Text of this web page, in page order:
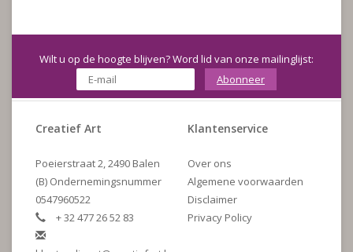
Wilt u op de hoogte blijven? Word lid van onze mailinglijst:
Abonneer
Creatief Art
Poeierstraat 2, 2490 Balen
(B) Ondernemingsnummer
0547960522
+ 32 477 26 52 83
Klantenservice
Over ons
Algemene voorwaarden
Disclaimer
Privacy Policy